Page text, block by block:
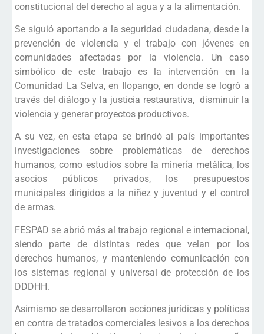
constitucional del derecho al agua y a la alimentación.
Se siguió aportando a la seguridad ciudadana, desde la
prevención de violencia y el trabajo con jóvenes en
comunidades afectadas por la violencia. Un caso
simbólico de este trabajo es la intervención en la
Comunidad La Selva, en Ilopango, en donde se logró a
través del diálogo y la justicia restaurativa, disminuir la
violencia y generar proyectos productivos.
A su vez, en esta etapa se brindó al país importantes
investigaciones sobre problemáticas de derechos
humanos, como estudios sobre la minería metálica, los
asocios públicos privados, los presupuestos
municipales dirigidos a la niñez y juventud y el control
de armas.
FESPAD se abrió más al trabajo regional e internacional,
siendo parte de distintas redes que velan por los
derechos humanos, y manteniendo comunicación con
los sistemas regional y universal de protección de los
DDDHH.
Asimismo se desarrollaron acciones jurídicas y políticas
en contra de tratados comerciales lesivos a los derechos